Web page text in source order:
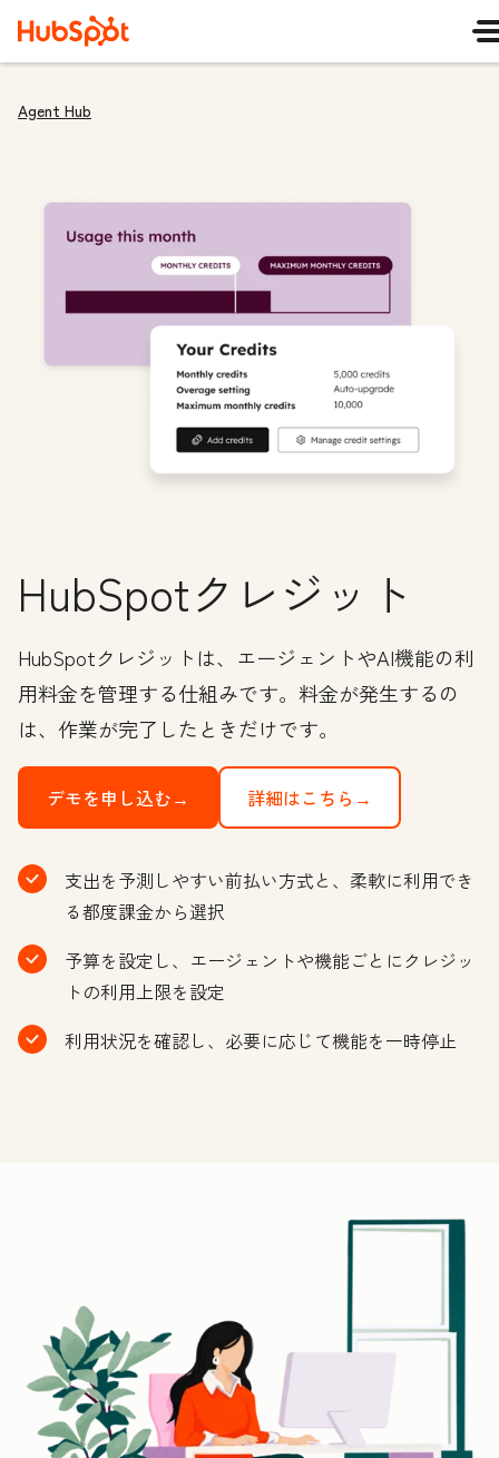
Agent Hub
HubSpotクレジット
HubSpotクレジットは、エージェントやAI機能の利
用料金を管理する仕組みです。料金が発生するの
は、作業が完了したときだけです。
デモを申し込む→ 詳細はこちら→
支出を予測しやすい前払い方式と、柔軟に利用でき
る都度課金から選択
予算を設定し、エージェントや機能ごとにクレジッ
トの利用上限を設定
利用状況を確認し、必要に応じて機能を一時停止